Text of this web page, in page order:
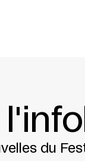
du